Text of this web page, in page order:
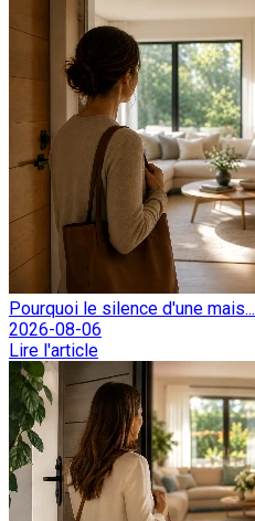
Pourquoi le silence d'une mais...
2026-08-06
Lire l'article